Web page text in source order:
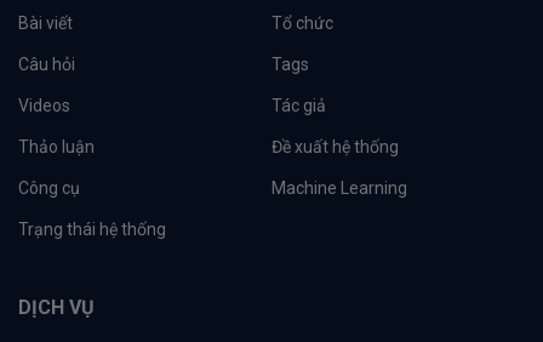
Bài viết Tổ chức
Câu hỏi Tags
Videos Tác giả
Thảo luận Đề xuất hệ thống
Công cụ Machine Learning
Trạng thái hệ thống
DỊCH VỤ